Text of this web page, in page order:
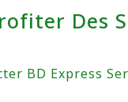
Des
BD Express